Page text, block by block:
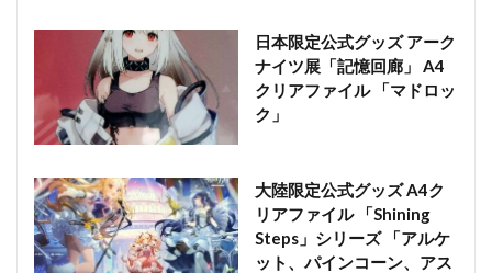
日本限定公式グッズ アーク
ナイツ展「記憶回廊」 A4
クリアファイル 「マドロッ
ク」
大陸限定公式グッズ A4ク
リアファイル 「Shining
Steps」シリーズ 「アルケ
ット、パインコーン、アス